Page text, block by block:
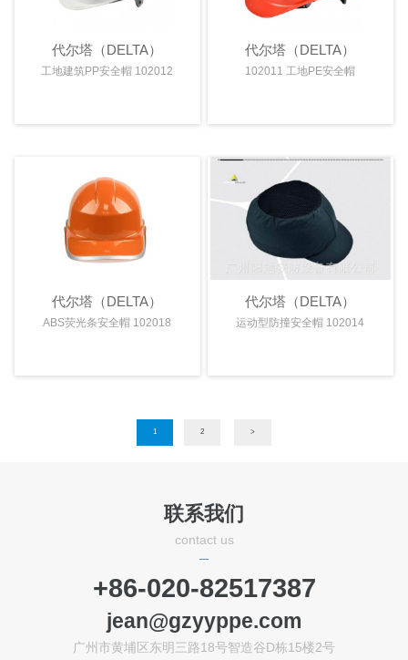
代尔塔（DELTA）
工地建筑PP安全帽 102012
代尔塔（DELTA）
102011 工地PE安全帽
代尔塔（DELTA）
ABS荧光条安全帽 102018
代尔塔（DELTA）
运动型防撞安全帽 102014
1 2 >
联系我们
contact us
+86-020-82517387
jean@gzyyppe.com
广州市黄埔区东明三路18号智造谷D栋15楼2号